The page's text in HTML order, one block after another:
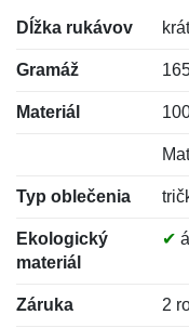
Dĺžka rukávov
Gramáž
Materiál
Typ oblečenia
Ekologický
materiál
✔
Záruka 2